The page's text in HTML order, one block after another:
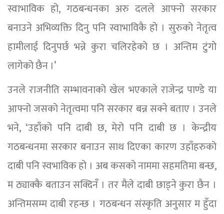
स्वाभाविक हो, गठबन्धनका अरु दलले आफ्नो सरकार
बनाउने अभिव्यक्ति दिनु पनि स्वाभाविकै हो । सुरुको नेतृत्व
हामीलाई दिनुपर्छ भन्ने कुरा चलिरहेको छ । अन्तिम टुंगो
लागेको छैन ।’
उनले राजनीति सम्भावनाको खेल भएकाले राजेन्द्र पाण्डे या
आफ्नो जसको नेतृत्वमा पनि सरकार बन्न सक्ने बताए । उनले
भने, ‘उहाँको पनि दाबी छ, मेरो पनि दाबी छ । केन्द्रीय
गठबन्धनमा सरकार बनाउन साथ दिएका कारण उहाँहरुको
दाबी पनि स्वभाविक हो । अब कसको नाममा सहमतिमा बन्छ,
म ठ्याक्कै बताउन सक्दिनँ । तर मैले दाबी छाड्ने कुरा छैन ।
अन्तिमसम्म दाबी रहन्छ । गठबन्धन संस्कृति अनुसार म हुँदा